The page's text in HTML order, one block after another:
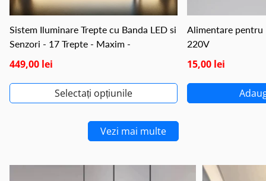
Sistem Iluminare Trepte cu Banda LED si
Senzori - 17 Trepte - Maxim -
449,00 lei
Selectați opțiunile
Alimentare pentru
220V
15,00 lei
Vezi mai multe